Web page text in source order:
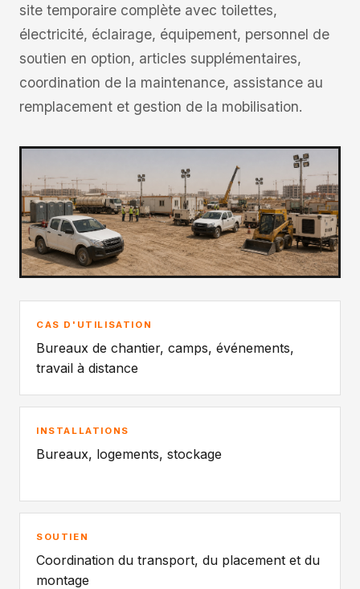
site temporaire complète avec toilettes,
électricité, éclairage, équipement, personnel de
soutien en option, articles supplémentaires,
coordination de la maintenance, assistance au
remplacement et gestion de la mobilisation.
CAS D'UTILISATION
Bureaux de chantier, camps, événements,
travail à distance
INSTALLATIONS
Bureaux, logements, stockage
SOUTIEN
Coordination du transport, du placement et du
montage